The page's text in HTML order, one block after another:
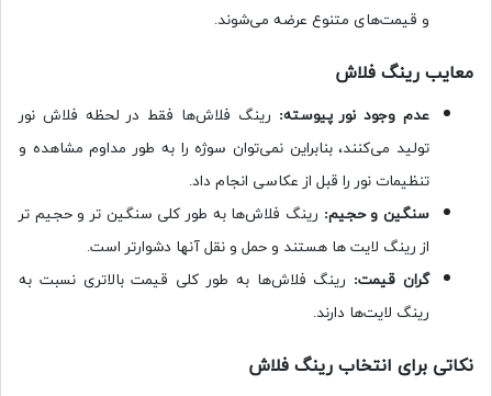
و قیمت‌های متنوع عرضه می‌شوند.
معایب رینگ فلاش
عدم وجود نور پیوسته: رینگ فلاش‌ها فقط در لحظه فلاش نور
تولید می‌کنند، بنابراین نمی‌توان سوژه را به طور مداوم مشاهده و
تنظیمات نور را قبل از عکاسی انجام داد.
سنگین و حجیم: رینگ فلاش‌ها به طور کلی سنگین تر و حجیم تر
از رینگ لایت ها هستند و حمل و نقل آنها دشوارتر است.
گران قیمت: رینگ فلاش‌ها به طور کلی قیمت بالاتری نسبت به
رینگ لایت‌ها دارند.
نکاتی برای انتخاب رینگ فلاش